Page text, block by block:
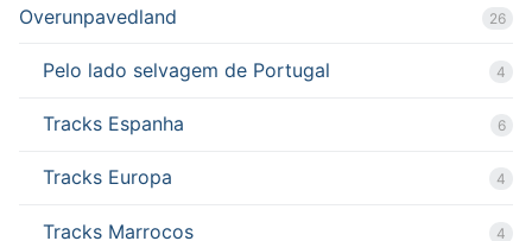
Overunpavedland 26
Pelo lado selvagem de Portugal 4
Tracks Espanha 6
Tracks Europa 4
Tracks Marrocos 4